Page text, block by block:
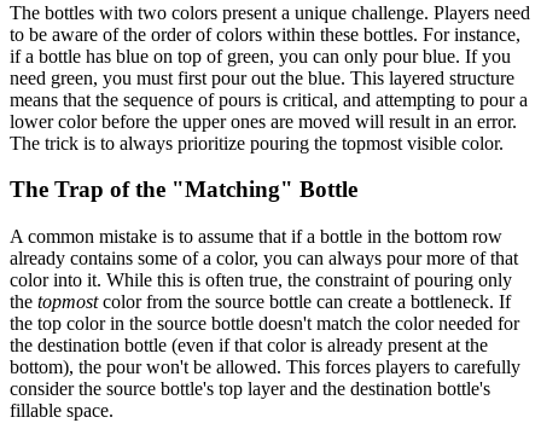
The bottles with two colors present a unique challenge. Players need
to be aware of the order of colors within these bottles. For instance,
if a bottle has blue on top of green, you can only pour blue. If you
need green, you must first pour out the blue. This layered structure
means that the sequence of pours is critical, and attempting to pour a
lower color before the upper ones are moved will result in an error.
The trick is to always prioritize pouring the topmost visible color.
The Trap of the "Matching" Bottle
A common mistake is to assume that if a bottle in the bottom row
already contains some of a color, you can always pour more of that
color into it. While this is often true, the constraint of pouring only
the topmostcolor from the source bottle can create a bottleneck. If
the top color in the source bottle doesn't match the color needed for
the destination bottle (even if that color is already present at the
bottom), the pour won't be allowed. This forces players to carefully
consider the source bottle's top layer and the destination bottle's
fillable space.